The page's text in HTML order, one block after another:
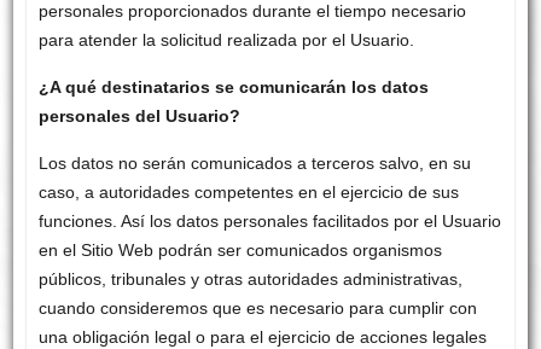
personales proporcionados durante el tiempo necesario
para atender la solicitud realizada por el Usuario.
¿A qué destinatarios se comunicarán los datos
personales del Usuario?
Los datos no serán comunicados a terceros salvo, en su
caso, a autoridades competentes en el ejercicio de sus
funciones. Así los datos personales facilitados por el Usuario
en el Sitio Web podrán ser comunicados organismos
públicos, tribunales y otras autoridades administrativas,
cuando consideremos que es necesario para cumplir con
una obligación legal o para el ejercicio de acciones legales